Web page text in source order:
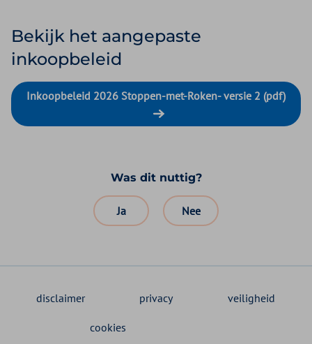
Bekijk het aangepaste
inkoopbeleid
Inkoopbeleid 2026 Stoppen-met-Roken- versie 2 (pdf)
Was dit nuttig?
Ja Nee
disclaimer privacy veiligheid
cookies